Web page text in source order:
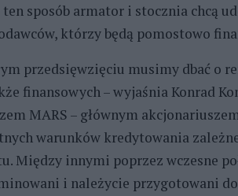
ten sposób armator i stocznia chcą
którzy będą pomostowo
przedsięwzięciu musimy dbać o
finansowych – wyjaśnia Konrad
MARS – głównym
warunków kredytowania
Między innymi poprzez wczesne
i należycie przygotowani